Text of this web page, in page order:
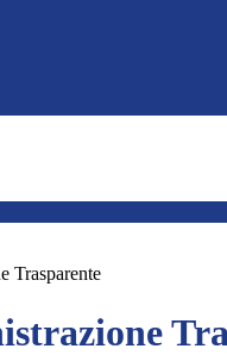
Trasparente